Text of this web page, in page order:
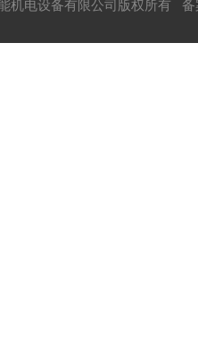
机电设备有限公司版权所有 备